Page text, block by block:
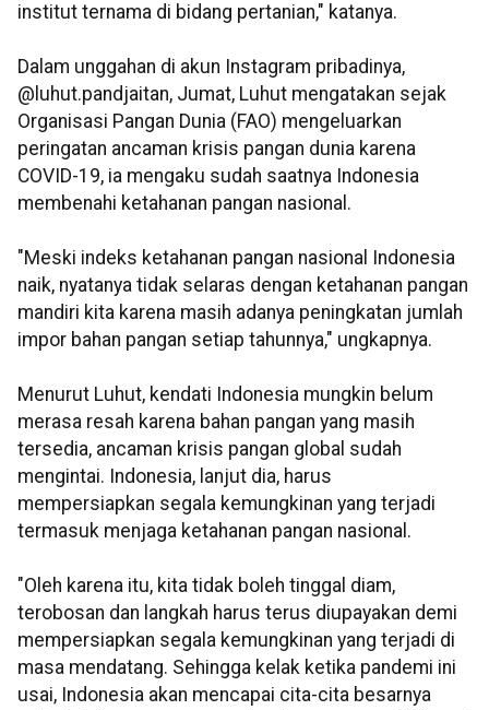
institut ternama di bidang pertanian," katanya.
Dalam unggahan di akun Instagram pribadinya,
@luhut.pandjaitan, Jumat, Luhut mengatakan sejak
Organisasi Pangan Dunia (FAO) mengeluarkan
peringatan ancaman krisis pangan dunia karena
COVID-19, ia mengaku sudah saatnya Indonesia
membenahi ketahanan pangan nasional.
"Meski indeks ketahanan pangan nasional Indonesia
naik, nyatanya tidak selaras dengan ketahanan pangan
mandiri kita karena masih adanya peningkatan jumlah
impor bahan pangan setiap tahunnya," ungkapnya.
Menurut Luhut, kendati Indonesia mungkin belum
merasa resah karena bahan pangan yang masih
tersedia, ancaman krisis pangan global sudah
mengintai. Indonesia, lanjut dia, harus
mempersiapkan segala kemungkinan yang terjadi
termasuk menjaga ketahanan pangan nasional.
"Oleh karena itu, kita tidak boleh tinggal diam,
terobosan dan langkah harus terus diupayakan demi
mempersiapkan segala kemungkinan yang terjadi di
masa mendatang. Sehingga kelak ketika pandemi ini
usai, Indonesia akan mencapai cita-cita besarnya